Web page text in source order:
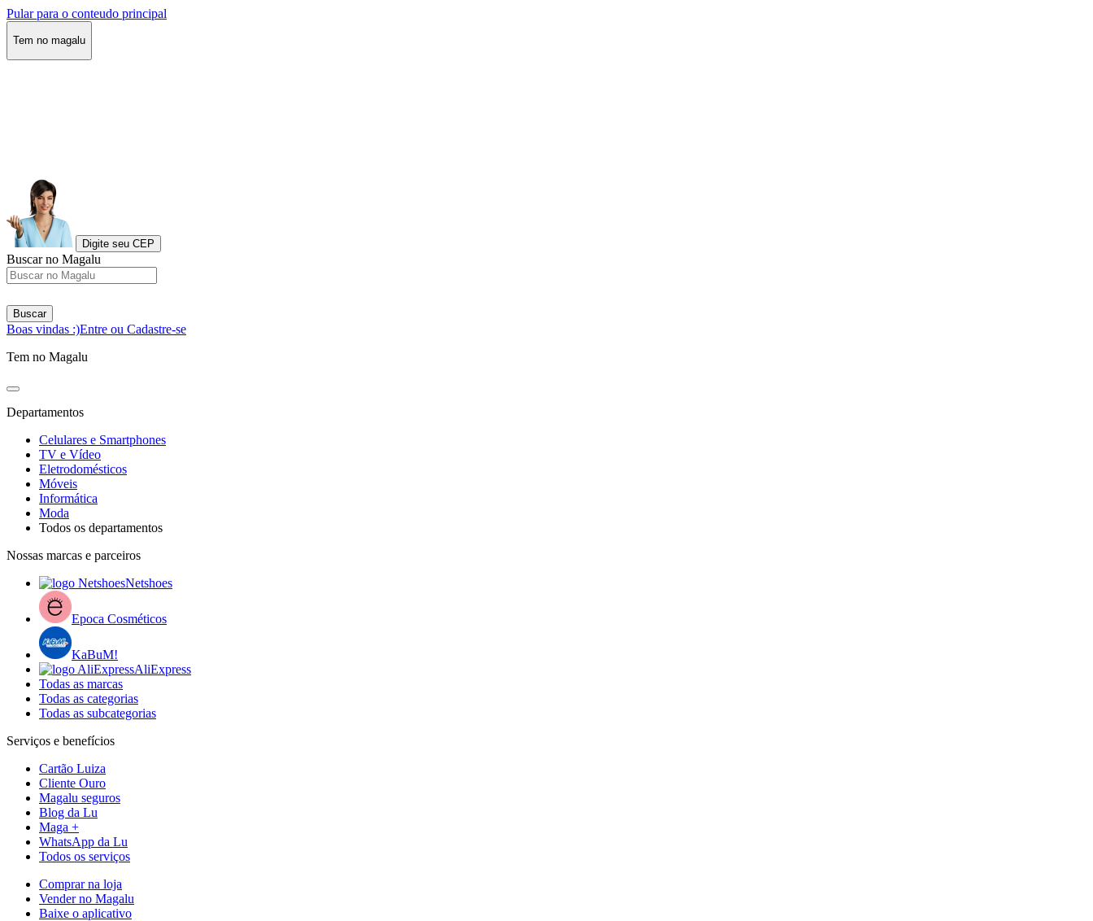
Pular para o conteudo principal
Tem no magalu
Digite seu CEP
Buscar no Magalu
Buscar
Boas vindas :)Entre ou Cadastre-se
Tem no Magalu
Departamentos
Celulares e Smartphones
TV e Vídeo
Eletrodomésticos
Móveis
Informática
Moda
Todos os departamentos
Nossas marcas e parceiros
Netshoes
Epoca Cosméticos
KaBuM!
AliExpress
Todas as marcas
Todas as categorias
Todas as subcategorias
Serviços e benefícios
Cartão Luiza
Cliente Ouro
Magalu seguros
Blog da Lu
Maga +
WhatsApp da Lu
Todos os serviços
Comprar na loja
Vender no Magalu
Baixe o aplicativo